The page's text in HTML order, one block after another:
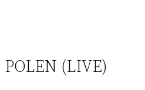
POLEN (LIVE)